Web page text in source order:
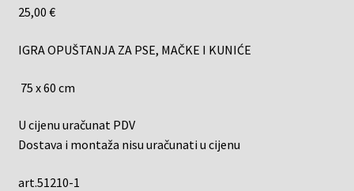
25,00 €
IGRA OPUŠTANJA ZA PSE, MAČKE I KUNIĆE
75 x 60 cm
U cijenu uračunat PDV
Dostava i montaža nisu uračunati u cijenu
art.51210-1